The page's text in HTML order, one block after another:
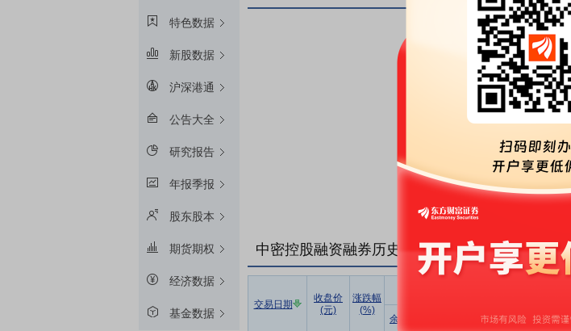
特色数据
新股数据
沪深港通
公告大全
研究报告
年报季报
股东股本
期货期权
经济数据
基金数据
中密控股融资融券历史数据(1 日)
交易日期
收盘价
(元)
涨跌幅
(%)
余额(元)
买入额
(元)
偿还额
(元)